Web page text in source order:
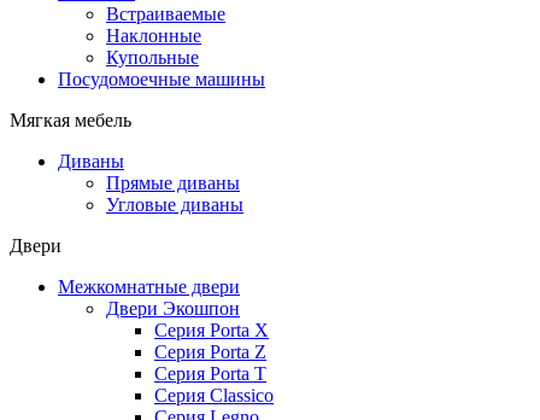
Встраиваемые
Наклонные
Купольные
Посудомоечные машины
Мягкая мебель
Диваны
Прямые диваны
Угловые диваны
Двери
Межкомнатные двери
Двери Экошпон
Серия Porta X
Серия Porta Z
Серия Porta T
Серия Classico